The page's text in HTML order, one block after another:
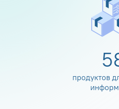
продуктов